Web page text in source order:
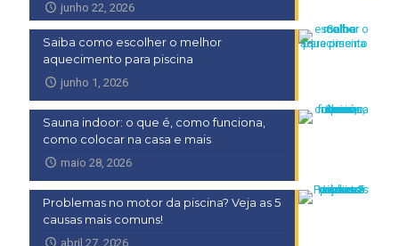
junho 22, 2026
Saiba como escolher o melhor
aquecimento para piscina
junho 1, 2026
Sauna indoor: o que é, como funciona,
como colocar na casa e mais
maio 28, 2026
Problemas no motor da piscina? Veja as 5
causas mais comuns!
abril 27, 2026